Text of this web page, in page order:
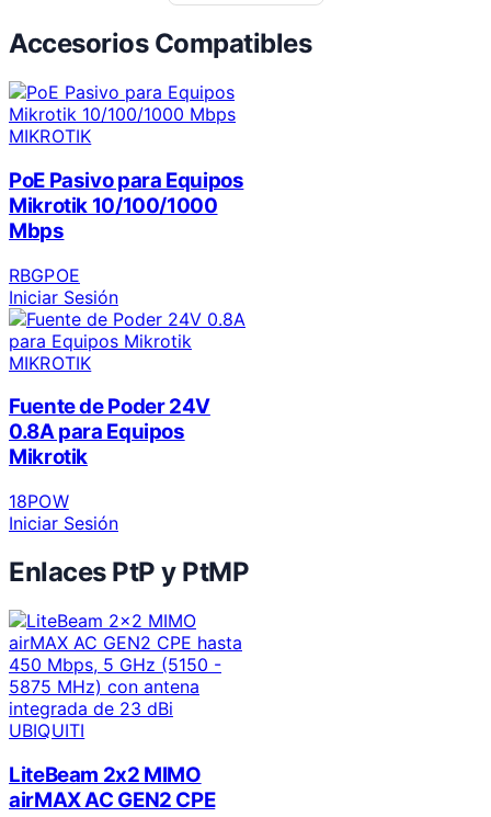
Accesorios Compatibles
MIKROTIK
PoE Pasivo para Equipos
Mikrotik 10/100/1000
Mbps
RBGPOE
Iniciar Sesión
MIKROTIK
Fuente de Poder 24V
0.8A para Equipos
Mikrotik
18POW
Iniciar Sesión
Enlaces PtP y PtMP
UBIQUITI
LiteBeam 2x2 MIMO
airMAX AC GEN2 CPE